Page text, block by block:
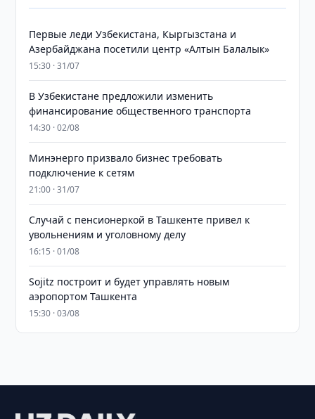
Первые леди Узбекистана, Кыргызстана и
Азербайджана посетили центр «Алтын Балалык»
15:30 · 31/07
В Узбекистане предложили изменить
финансирование общественного транспорта
14:30 · 02/08
Минэнерго призвало бизнес требовать
подключение к сетям
21:00 · 31/07
Случай с пенсионеркой в Ташкенте привел к
увольнениям и уголовному делу
16:15 · 01/08
Sojitz построит и будет управлять новым
аэропортом Ташкента
15:30 · 03/08